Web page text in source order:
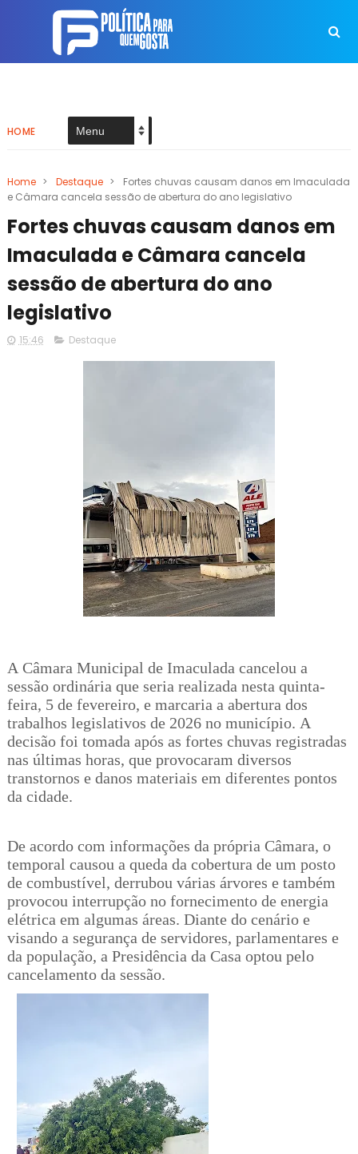
HOME
Home > Destaque >
Fortes chuvas causam danos em Imaculada
e Câmara cancela sessão de abertura do ano legislativo
Fortes chuvas causam danos em
Imaculada e Câmara cancela
sessão de abertura do ano
legislativo
15:46 Destaque
A Câmara Municipal de Imaculada cancelou a
sessão ordinária que seria realizada nesta quinta-
feira, 5 de fevereiro, e marcaria a abertura dos
trabalhos legislativos de 2026 no município. A
decisão foi tomada após as fortes chuvas registradas
nas últimas horas, que provocaram diversos
transtornos e danos materiais em diferentes pontos
da cidade.
De acordo com informações da própria Câmara, o
temporal causou a queda da cobertura de um posto
de combustível, derrubou várias árvores e também
provocou interrupção no fornecimento de energia
elétrica em algumas áreas. Diante do cenário e
visando a segurança de servidores, parlamentares e
da população, a Presidência da Casa optou pelo
cancelamento da sessão.